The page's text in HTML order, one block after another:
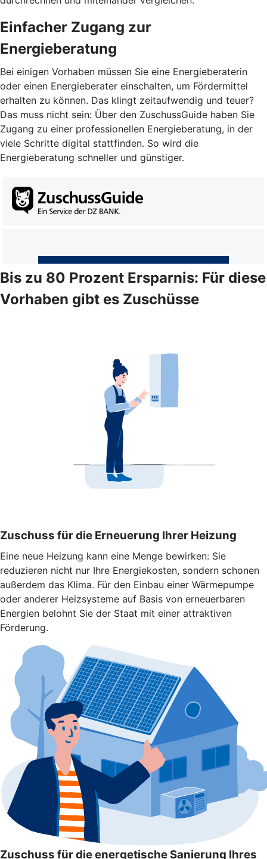
Einfacher Zugang zur
Energieberatung
Bei einigen Vorhaben müssen Sie eine Energieberaterin
oder einen Energieberater einschalten, um Fördermittel
erhalten zu können. Das klingt zeitaufwendig und teuer?
Das muss nicht sein: Über den ZuschussGuide haben Sie
Zugang zu einer professionellen Energieberatung, in der
viele Schritte digital stattfinden. So wird die
Energieberatung schneller und günstiger.
Bis zu 80 Prozent Ersparnis: Für diese
Vorhaben gibt es Zuschüsse
Zuschuss für die Erneuerung Ihrer Heizung
Eine neue Heizung kann eine Menge bewirken: Sie
reduzieren nicht nur Ihre Energiekosten, sondern schonen
außerdem das Klima. Für den Einbau einer Wärmepumpe
oder anderer Heizsysteme auf Basis von erneuerbaren
Energien belohnt Sie der Staat mit einer attraktiven
Förderung.
Zuschuss für die energetische Sanierung Ihres